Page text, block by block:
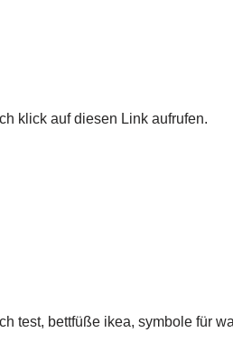
klick auf diesen Link aufrufen.
test, bettfüße ikea, symbole für